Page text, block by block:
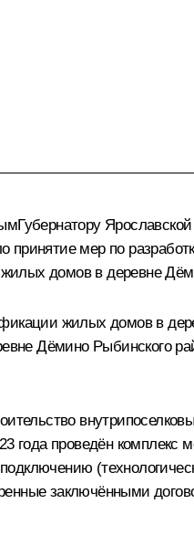
мер по
домов в деревне
жилых домов в
Дёмино Рыбинского
года проведён комплекс
заключёнными